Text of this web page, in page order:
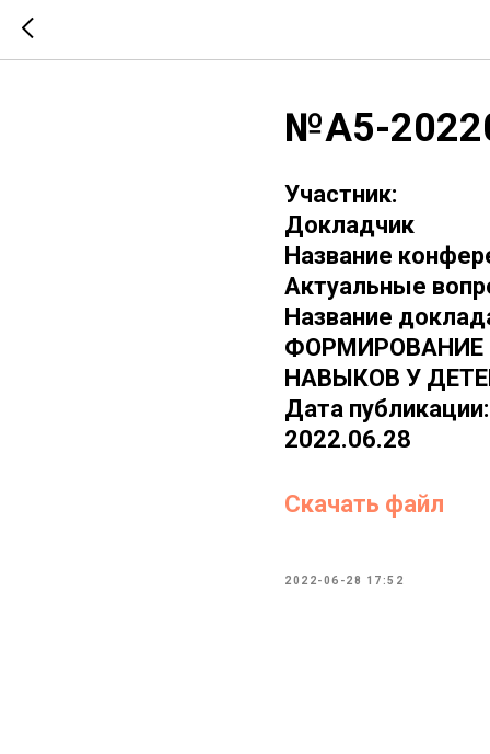
№А5-
Участник:
Докладчик
Название
Актуальные
Название
ФОРМИРОВАНИЕ
НАВЫКОВ У
Дата публикации:
2022.06.28
Скачать файл
2022-06-28 17:52